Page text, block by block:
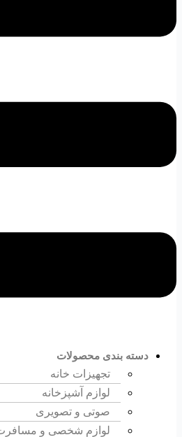
دسته بندی محصولات
تجهیزات خانه
لوازم آشپزخانه
صوتی و تصویری
لوازم شخصی و